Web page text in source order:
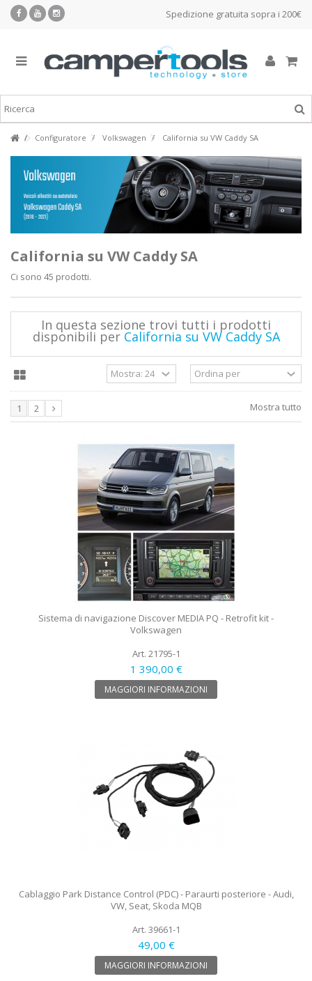
Spedizione gratuita sopra i 200€
Configuratore Volkswagen California su VW Caddy SA
California su VW Caddy SA
Ci sono 45 prodotti.
In questa sezione trovi tutti i prodotti
disponibili per California su VW Caddy SA
Mostra tutto
1 2
Sistema di navigazione Discover MEDIA PQ - Retrofit kit -
Volkswagen
Art. 21795-1
1 390,00 €
MAGGIORI INFORMAZIONI
Cablaggio Park Distance Control (PDC) - Paraurti posteriore - Audi,
VW, Seat, Skoda MQB
Art. 39661-1
49,00 €
MAGGIORI INFORMAZIONI